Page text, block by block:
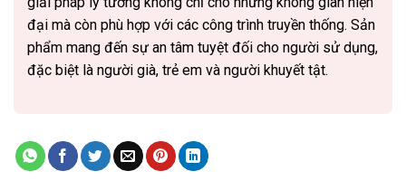
đại mà còn phù hợp với các công trình truyền thống. Sản
phẩm mang đến sự an tâm tuyệt đối cho người sử dụng,
đặc biệt là người già, trẻ em và người khuyết tật.